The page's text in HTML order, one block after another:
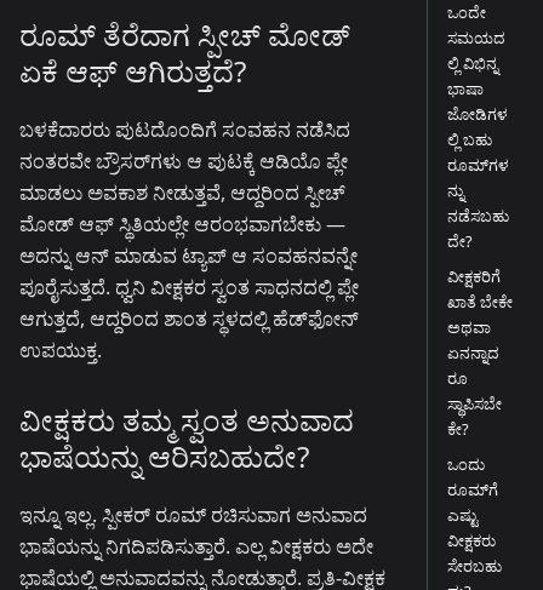
ರೂಮ್ ತೆರೆದಾಗ ಸ್ಪೀಚ್ ಮೋಡ್
ಏಕೆ ಆಫ್ ಆಗಿರುತ್ತದೆ?
ಬಳಕೆದಾರರು ಪುಟದೊಂದಿಗೆ ಸಂವಹನ ನಡೆಸಿದ
ನಂತರವೇ ಬ್ರೌಸರ್‌ಗಳು ಆ ಪುಟಕ್ಕೆ ಆಡಿಯೊ ಪ್ಲೇ
ಮಾಡಲು ಅವಕಾಶ ನೀಡುತ್ತವೆ, ಆದ್ದರಿಂದ ಸ್ಪೀಚ್
ಮೋಡ್ ಆಫ್ ಸ್ಥಿತಿಯಲ್ಲೇ ಆರಂಭವಾಗಬೇಕು —
ಅದನ್ನು ಆನ್ ಮಾಡುವ ಟ್ಯಾಪ್ ಆ ಸಂವಹನವನ್ನೇ
ಪೂರೈಸುತ್ತದೆ. ಧ್ವನಿ ವೀಕ್ಷಕರ ಸ್ವಂತ ಸಾಧನದಲ್ಲಿ ಪ್ಲೇ
ಆಗುತ್ತದೆ, ಆದ್ದರಿಂದ ಶಾಂತ ಸ್ಥಳದಲ್ಲಿ ಹೆಡ್‌ಫೋನ್
ಉಪಯುಕ್ತ.
ವೀಕ್ಷಕರು ತಮ್ಮ ಸ್ವಂತ ಅನುವಾದ
ಭಾಷೆಯನ್ನು ಆರಿಸಬಹುದೇ?
ಇನ್ನೂ ಇಲ್ಲ. ಸ್ಪೀಕರ್ ರೂಮ್ ರಚಿಸುವಾಗ ಅನುವಾದ
ಭಾಷೆಯನ್ನು ನಿಗದಿಪಡಿಸುತ್ತಾರೆ. ಎಲ್ಲ ವೀಕ್ಷಕರು ಅದೇ
ಭಾಷೆಯಲ್ಲಿ ಅನುವಾದವನ್ನು ನೋಡುತ್ತಾರೆ. ಪ್ರತಿ-ವೀಕ್ಷಕ
ಒಂದೇ
ಸಮಯದ
ಲ್ಲಿ ವಿಭಿನ್ನ
ಭಾಷಾ
ಜೋಡಿಗಳ
ಲ್ಲಿ ಬಹು
ರೂಮ್‌ಗಳ
ನ್ನು
ನಡೆಸಬಹು
ದೇ?
ವೀಕ್ಷಕರಿಗೆ
ಖಾತೆ ಬೇಕೇ
ಅಥವಾ
ಏನನ್ನಾದ
ರೂ
ಸ್ಥಾಪಿಸಬೇ
ಕೇ?
ಒಂದು
ರೂಮ್‌ಗೆ
ಎಷ್ಟು
ವೀಕ್ಷಕರು
ಸೇರಬಹು